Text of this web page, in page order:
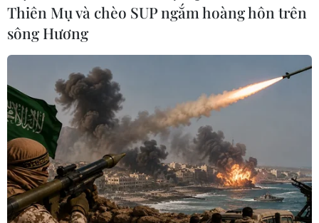
Apple dự kiến ra mắt mẫu iPhone 5G giá
rẻ vào tháng Ba tới
05/02/2022 14:22
Mẫu iPhone mới sẽ là bản cập nhật đầu tiên cho mẫu
iPhone SE trong hai năm qua và sẽ có khả năng hỗ trợ
mạng 5G, cùng với cải tiến về camera chụp ảnh và một
bộ vi xử lý nhanh hơn.
Thiên Mụ và chèo SUP ngắm hoàng hôn trên
sông Hương